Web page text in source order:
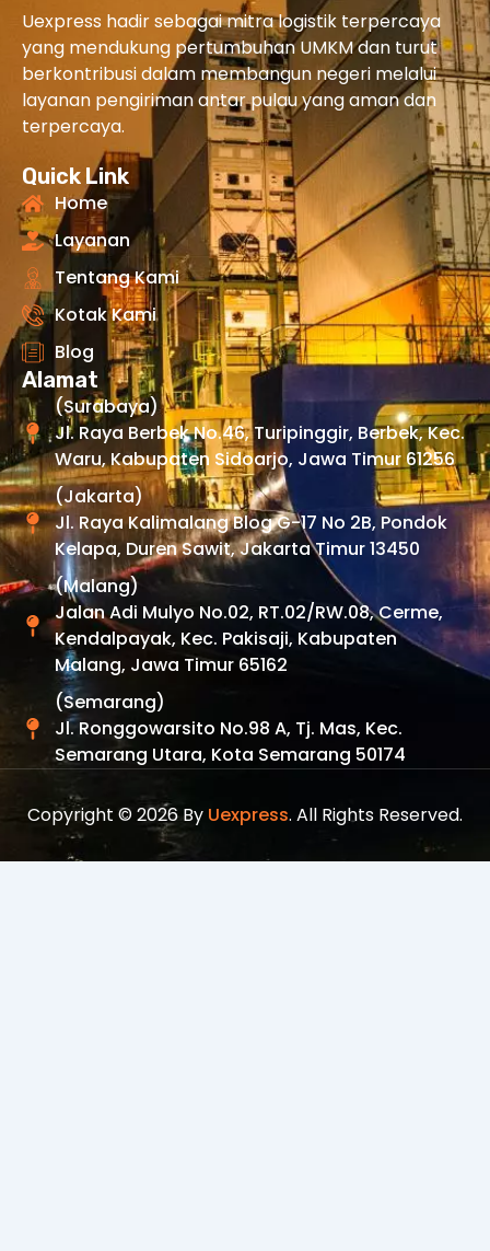
Uexpress hadir sebagai mitra logistik terpercaya
yang mendukung pertumbuhan UMKM dan turut
berkontribusi dalam membangun negeri melalui
layanan pengiriman antar pulau yang aman dan
terpercaya.
Quick Link
Home
Layanan
Tentang Kami
Kotak Kami
Blog
Alamat
(Surabaya)
Jl. Raya Berbek No.46, Turipinggir, Berbek, Kec.
Waru, Kabupaten Sidoarjo, Jawa Timur 61256
(Jakarta)
Jl. Raya Kalimalang Blog G-17 No 2B, Pondok
Kelapa, Duren Sawit, Jakarta Timur 13450
(Malang)
Jalan Adi Mulyo No.02, RT.02/RW.08, Cerme,
Kendalpayak, Kec. Pakisaji, Kabupaten
Malang, Jawa Timur 65162
(Semarang)
Jl. Ronggowarsito No.98 A, Tj. Mas, Kec.
Semarang Utara, Kota Semarang 50174
Copyright © 2026 By Uexpress. All Rights Reserved.